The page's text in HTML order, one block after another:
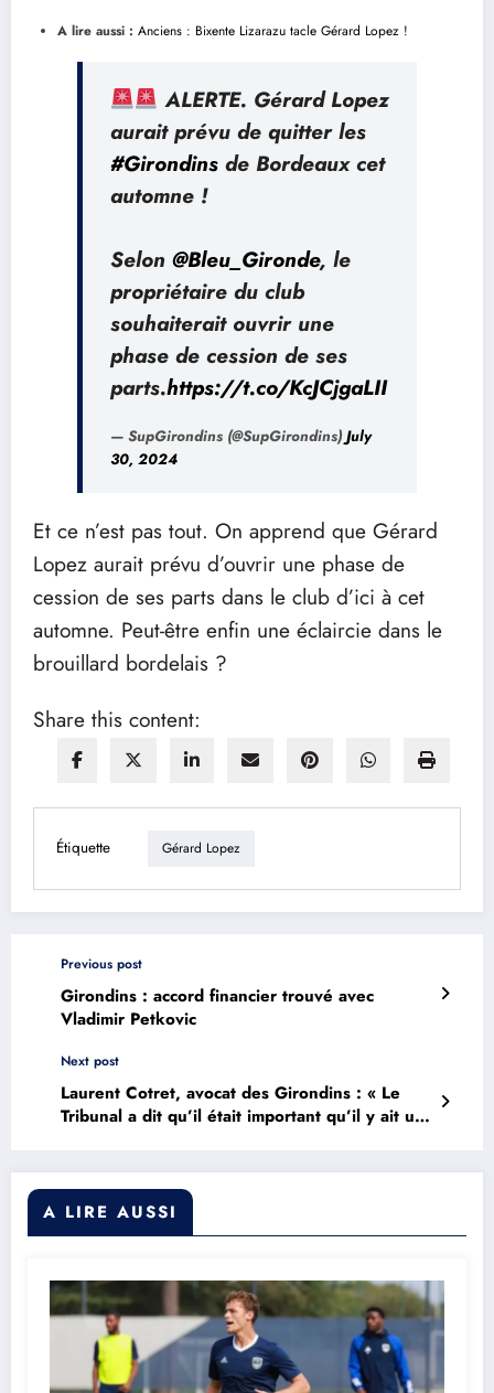
A lire aussi : Anciens : Bixente Lizarazu tacle Gérard Lopez !
ALERTE. Gérard Lopez
aurait prévu de quitter les
#Girondins de Bordeaux cet
automne !
Selon @Bleu_Gironde, le
propriétaire du club
souhaiterait ouvrir une
phase de cession de ses
parts.https://t.co/KcJCjgaLII
— SupGirondins (@SupGirondins) July
30, 2024
Et ce n’est pas tout. On apprend que Gérard
Lopez aurait prévu d’ouvrir une phase de
cession de ses parts dans le club d’ici à cet
automne. Peut-être enfin une éclaircie dans le
brouillard bordelais ?
Share this content:
Étiquette Gérard Lopez
Previous post
Girondins : accord financier trouvé avec
Vladimir Petkovic
Next post
Laurent Cotret, avocat des Girondins : « Le
Tribunal a dit qu’il était important qu’il y ait un
A LIRE AUSSI